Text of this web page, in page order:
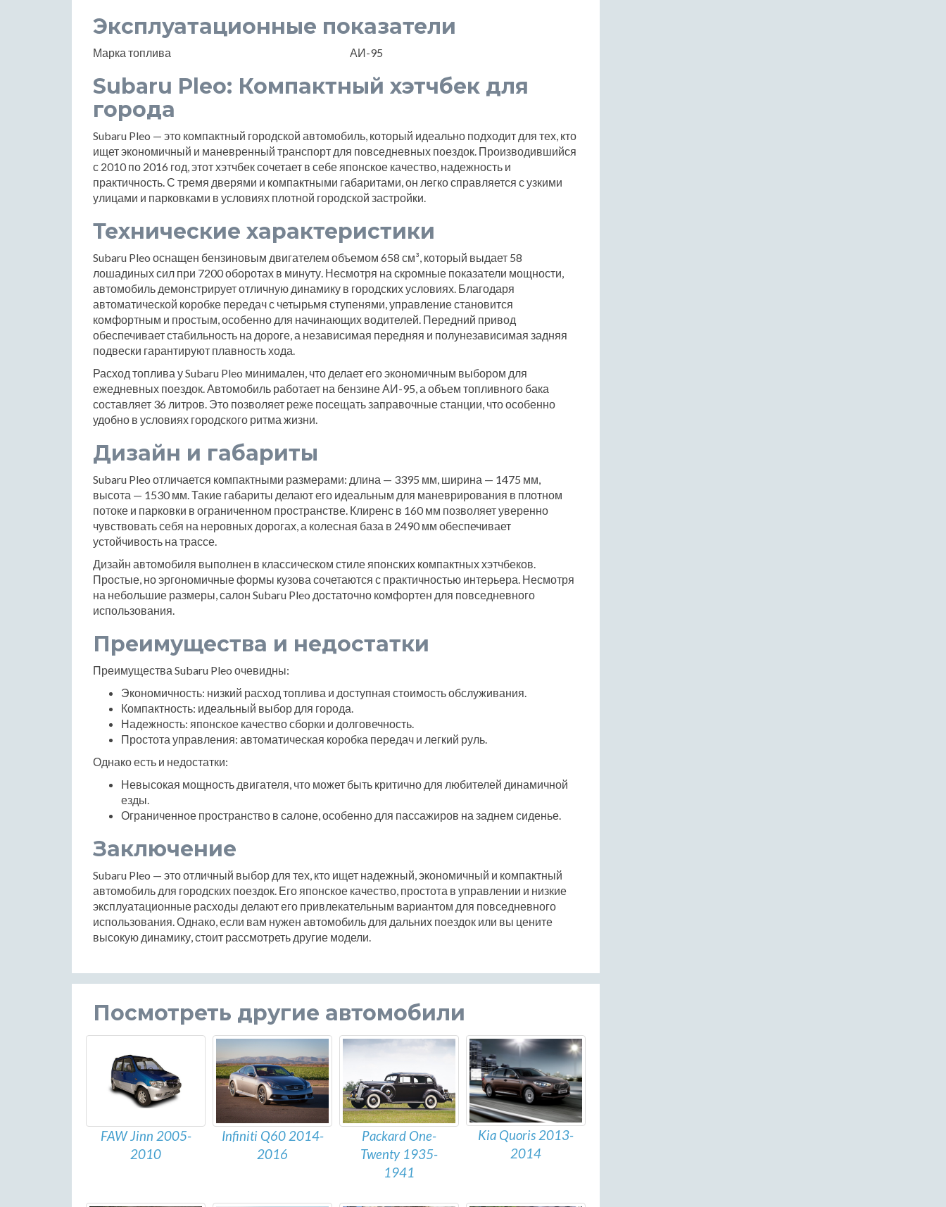
Эксплуатационные показатели
Марка топлива АИ-95
Subaru Pleo: Компактный хэтчбек для
города
Subaru Pleo — это компактный городской автомобиль, который идеально подходит для тех, кто
ищет экономичный и маневренный транспорт для повседневных поездок. Производившийся
с 2010 по 2016 год, этот хэтчбек сочетает в себе японское качество, надежность и
практичность. С тремя дверями и компактными габаритами, он легко справляется с узкими
улицами и парковками в условиях плотной городской застройки.
Технические характеристики
Subaru Pleo оснащен бензиновым двигателем объемом 658 см³, который выдает 58
лошадиных сил при 7200 оборотах в минуту. Несмотря на скромные показатели мощности,
автомобиль демонстрирует отличную динамику в городских условиях. Благодаря
автоматической коробке передач с четырьмя ступенями, управление становится
комфортным и простым, особенно для начинающих водителей. Передний привод
обеспечивает стабильность на дороге, а независимая передняя и полунезависимая задняя
подвески гарантируют плавность хода.
Расход топлива у Subaru Pleo минимален, что делает его экономичным выбором для
ежедневных поездок. Автомобиль работает на бензине АИ-95, а объем топливного бака
составляет 36 литров. Это позволяет реже посещать заправочные станции, что особенно
удобно в условиях городского ритма жизни.
Дизайн и габариты
Subaru Pleo отличается компактными размерами: длина — 3395 мм, ширина — 1475 мм,
высота — 1530 мм. Такие габариты делают его идеальным для маневрирования в плотном
потоке и парковки в ограниченном пространстве. Клиренс в 160 мм позволяет уверенно
чувствовать себя на неровных дорогах, а колесная база в 2490 мм обеспечивает
устойчивость на трассе.
Дизайн автомобиля выполнен в классическом стиле японских компактных хэтчбеков.
Простые, но эргономичные формы кузова сочетаются с практичностью интерьера. Несмотря
на небольшие размеры, салон Subaru Pleo достаточно комфортен для повседневного
использования.
Преимущества и недостатки
Преимущества Subaru Pleo очевидны:
Экономичность: низкий расход топлива и доступная стоимость обслуживания.
Компактность: идеальный выбор для города.
Надежность: японское качество сборки и долговечность.
Простота управления: автоматическая коробка передач и легкий руль.
Однако есть и недостатки:
Невысокая мощность двигателя, что может быть критично для любителей динамичной
езды.
Ограниченное пространство в салоне, особенно для пассажиров на заднем сиденье.
Заключение
Subaru Pleo — это отличный выбор для тех, кто ищет надежный, экономичный и компактный
автомобиль для городских поездок. Его японское качество, простота в управлении и низкие
эксплуатационные расходы делают его привлекательным вариантом для повседневного
использования. Однако, если вам нужен автомобиль для дальних поездок или вы цените
высокую динамику, стоит рассмотреть другие модели.
Посмотреть другие автомобили
FAW Jinn 2005-
2010
Infiniti Q60 2014-
2016
Packard One-
Twenty 1935-
1941
Kia Quoris 2013-
2014